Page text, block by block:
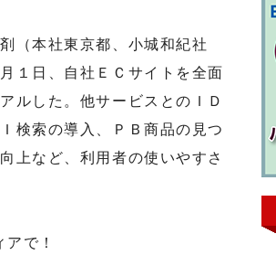
（本社東京都、小城和紀社
１日、自社ＥＣサイトを全面
ルした。他サービスとのＩＤ
検索の導入、ＰＢ商品の見つ
上など、利用者の使いやすさ
で！